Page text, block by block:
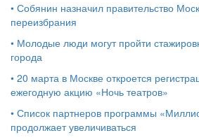
• Собянин назначил правительство
переизбрания
• Молодые люди могут пройти
города
• 20 марта в Москве откроется
ежегодную акцию «Ночь театров»
• Список партнеров программы
продолжает увеличиваться